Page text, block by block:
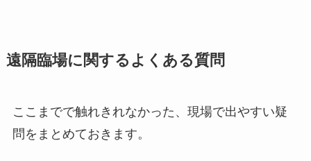
遠隔臨場に関するよくある質問
ここまでで触れきれなかった、現場で出やすい疑
問をまとめておきます。